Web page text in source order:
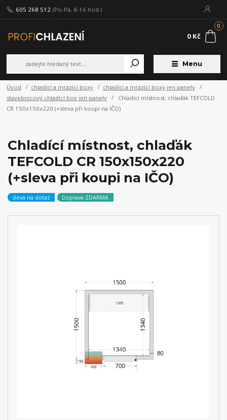
Menu
605 268 512 (Po-Pá, 8-16 hod.)
0
0 Kč
Úvod chladící a mrazící boxy
chladící a mrazící boxy jen panely
stavebnicový chladící box jen panely
Chladící místnost, chlaďák TEFCOLD
CR 150x150x220 (+sleva při koupi na IČO)
Chladící místnost, chlaďák
TEFCOLD CR 150x150x220
(+sleva při koupi na IČO)
sleva na dotaz Doprava ZDARMA